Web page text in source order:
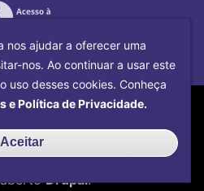
Universidade Federal
Centro de Tecnologia da
com o CMS de
Drupal.
nos ajudar a oferecer uma
nos. Ao continuar a usar este
uso desses cookies. Conheça
e Política de Privacidade.
Aceitar